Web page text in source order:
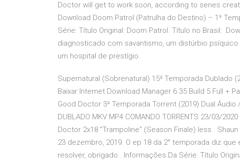
Doctor will get to work soon, according to series
Download Doom Patrol (Patrulha do Destino) – 1ª
Série: Título Original: Doom Patrol. Título no Brasil:
diagnosticado com savantismo, um distúrbio
um hospital de prestígio.
Supernatural (Sobrenatural) 15ª Temporada Dublado
Baixar Internet Download Manager 6.35 Build 5 Full +
Good Doctor 3ª Temporada Torrent (2019) Dual
DUBLADO MKV MP4 COMANDO TORRENTS 23/03/
Doctor 2x18 "Trampoline" (Season Finale) less .
23 dezembro, 2019. O ep 18 da 2° temporada diz
resolver, obrigado.. Informações Da Série: Título